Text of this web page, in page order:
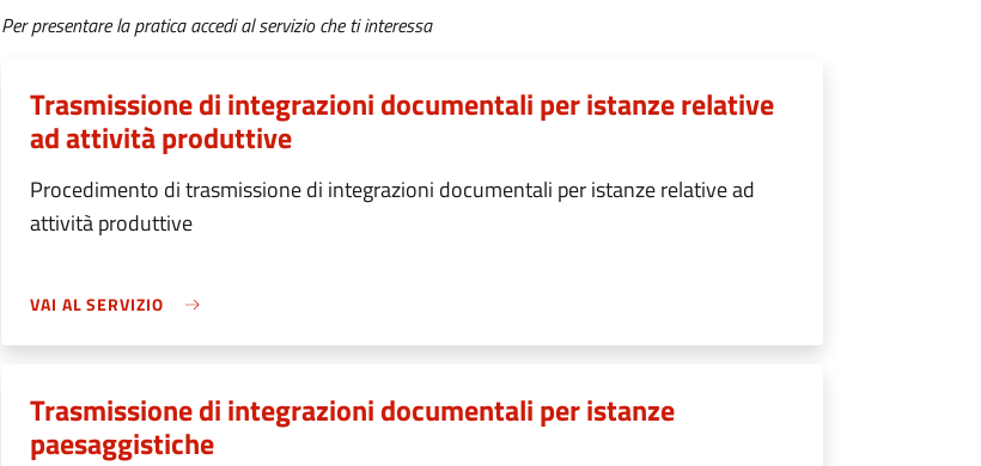
Per presentare la pratica accedi al servizio che ti interessa
Trasmissione di integrazioni documentali per istanze relative
ad attività produttive
Procedimento di trasmissione di integrazioni documentali per istanze relative ad
attività produttive
VAI AL SERVIZIO
Trasmissione di integrazioni documentali per istanze
paesaggistiche